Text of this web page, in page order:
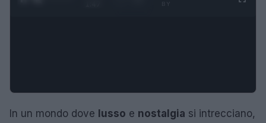
In un mondo dove lusso e nostalgia si intrecciano,